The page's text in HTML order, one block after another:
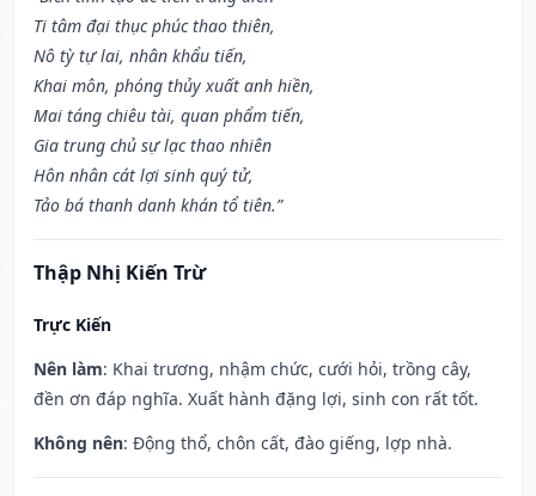
Ti tâm đại thục phúc thao thiên,
Nô tỳ tự lai, nhân khẩu tiến,
Khai môn, phóng thủy xuất anh hiền,
Mai táng chiêu tài, quan phẩm tiến,
Gia trung chủ sự lạc thao nhiên
Hôn nhân cát lợi sinh quý tử,
Tảo bá thanh danh khán tổ tiên.”
Thập Nhị Kiến Trừ
Trực Kiến
Nên làm: Khai trương, nhậm chức, cưới hỏi, trồng cây,
đền ơn đáp nghĩa. Xuất hành đặng lợi, sinh con rất tốt.
Không nên: Động thổ, chôn cất, đào giếng, lợp nhà.